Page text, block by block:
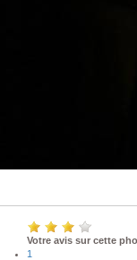
Votre avis sur cette
1